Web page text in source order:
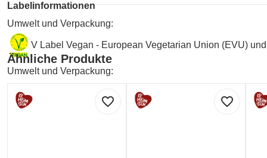
Labelinformationen
Umwelt und Verpackung:
V Label Vegan - European Vegetarian Union (EVU)
Umwelt und Verpackung:
Ähnliche Produkte
favorite_border favorite_border